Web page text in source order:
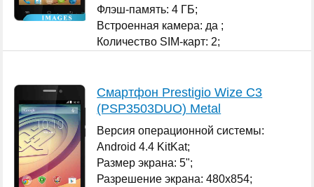
Флэш-память: 4 ГБ;
Встроенная камера: да ;
Количество SIM-карт: 2;
Смартфон Prestigio Wize C3
(PSP3503DUO) Metal
Версия операционной системы:
Android 4.4 KitKat;
Размер экрана: 5";
Разрешение экрана: 480x854;